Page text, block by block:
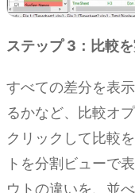
ステップ 3：比較
すべての差分を表
るかなど、比較オ
クリックして比較
トを分割ビューで
ウトの違いを、並